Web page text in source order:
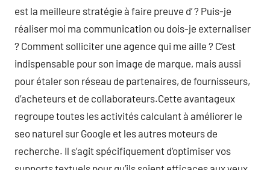
est la meilleure stratégie à faire preuve d’ ? Puis-je
réaliser moi ma communication ou dois-je externaliser
? Comment solliciter une agence qui me aille ? C’est
indispensable pour son image de marque, mais aussi
pour étaler son réseau de partenaires, de fournisseurs,
d’acheteurs et de collaborateurs.Cette avantageux
regroupe toutes les activités calculant à améliorer le
seo naturel sur Google et les autres moteurs de
recherche. Il s’agit spécifiquement d’optimiser vos